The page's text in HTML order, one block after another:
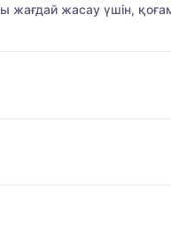
жағдай жасау үшін,